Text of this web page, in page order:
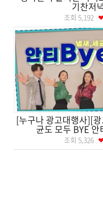
기찬저
조회 5,192
[누구나 광고대행사][
균도 모두 BYE
조회 5,326